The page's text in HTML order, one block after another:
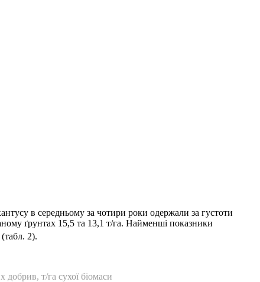
в середньому за чотири роки одержали за густоти
ґрунтах 15,5 та 13,1 т/га. Найменші показники
2).
добрив, т/га сухої біомаси